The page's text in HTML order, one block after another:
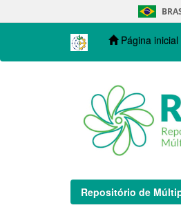
navigation
Página inicial
Repositório de